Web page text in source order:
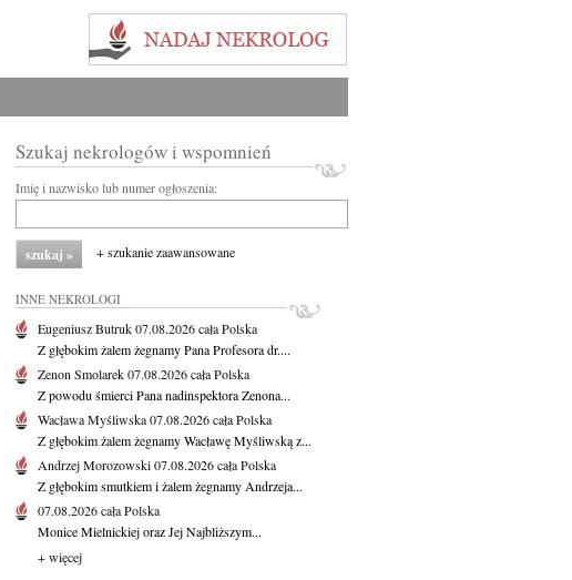
Szukaj nekrologów i wspomnień
Imię i nazwisko lub numer ogłoszenia:
+ szukanie zaawansowane
INNE NEKROLOGI
Eugeniusz Butruk07.08.2026cała Polska
Z głębokim żalem żegnamy Pana Profesora dr....
Zenon Smolarek07.08.2026cała Polska
Z powodu śmierci Pana nadinspektora Zenona...
Wacława Myśliwska07.08.2026cała Polska
Z głębokim żalem żegnamy Wacławę Myśliwską z...
Andrzej Morozowski07.08.2026cała Polska
Z głębokim smutkiem i żalem żegnamy Andrzeja...
07.08.2026cała Polska
Monice Mielnickiej oraz Jej Najbliższym...
+ więcej